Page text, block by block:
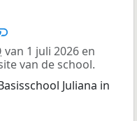
van 1 juli 2026 en
van de school.
Juliana in